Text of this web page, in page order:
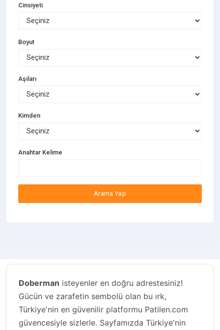
Cinsiyeti
Boyut
Aşıları
Kimden
Anahtar Kelime
Arama Yap
Doberman isteyenler en doğru adrestesiniz!
Gücün ve zarafetin sembolü olan bu ırk,
Türkiye'nin en güvenilir platformu Patilen.com
güvencesiyle sizlerle. Sayfamızda Türkiye'nin